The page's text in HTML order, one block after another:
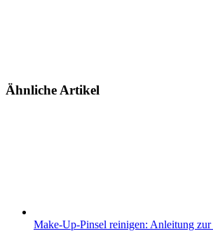
Ähnliche Artikel
Make-Up-Pinsel reinigen: Anleitung